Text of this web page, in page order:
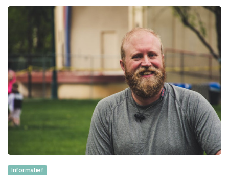
Informatief